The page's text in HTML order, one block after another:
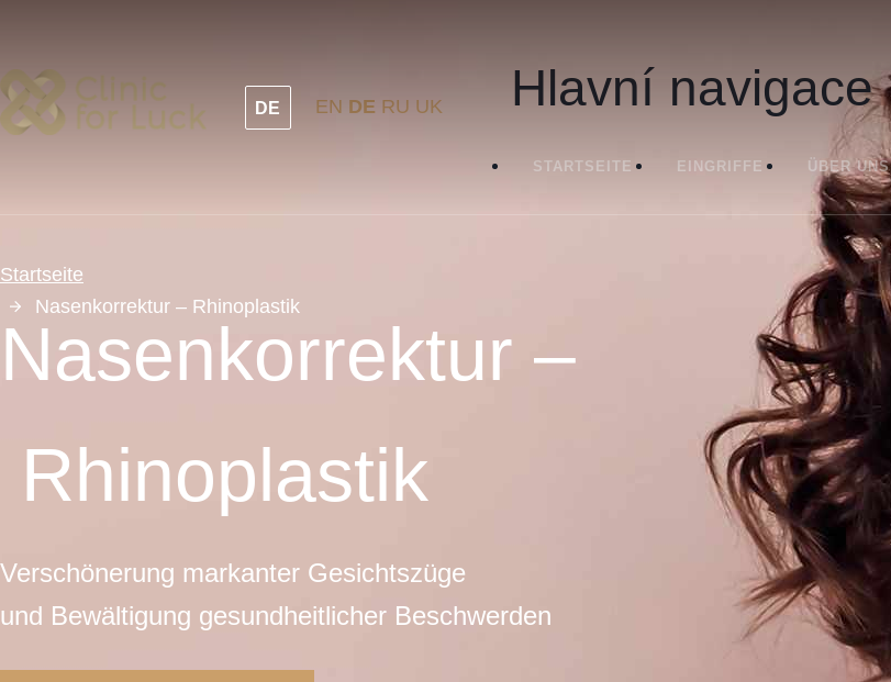
Inhalt
DE EN DE RU UK Hlavní navigace
STARTSEITE EINGRIFFE ÜBER UNS
Startseite
Nasenkorrektur – Rhinoplastik
Nasenkorrektur –
Rhinoplastik
Verschönerung markanter Gesichtszüge
und Bewältigung gesundheitlicher Beschwerden